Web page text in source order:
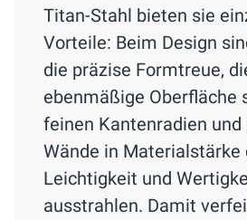
Titan-Stahl bieten sie
Vorteile: Beim Design
die präzise Formtreue,
ebenmäßige Oberfläche
feinen Kantenradien und
Wände in Materialstärke
Leichtigkeit und
ausstrahlen. Damit